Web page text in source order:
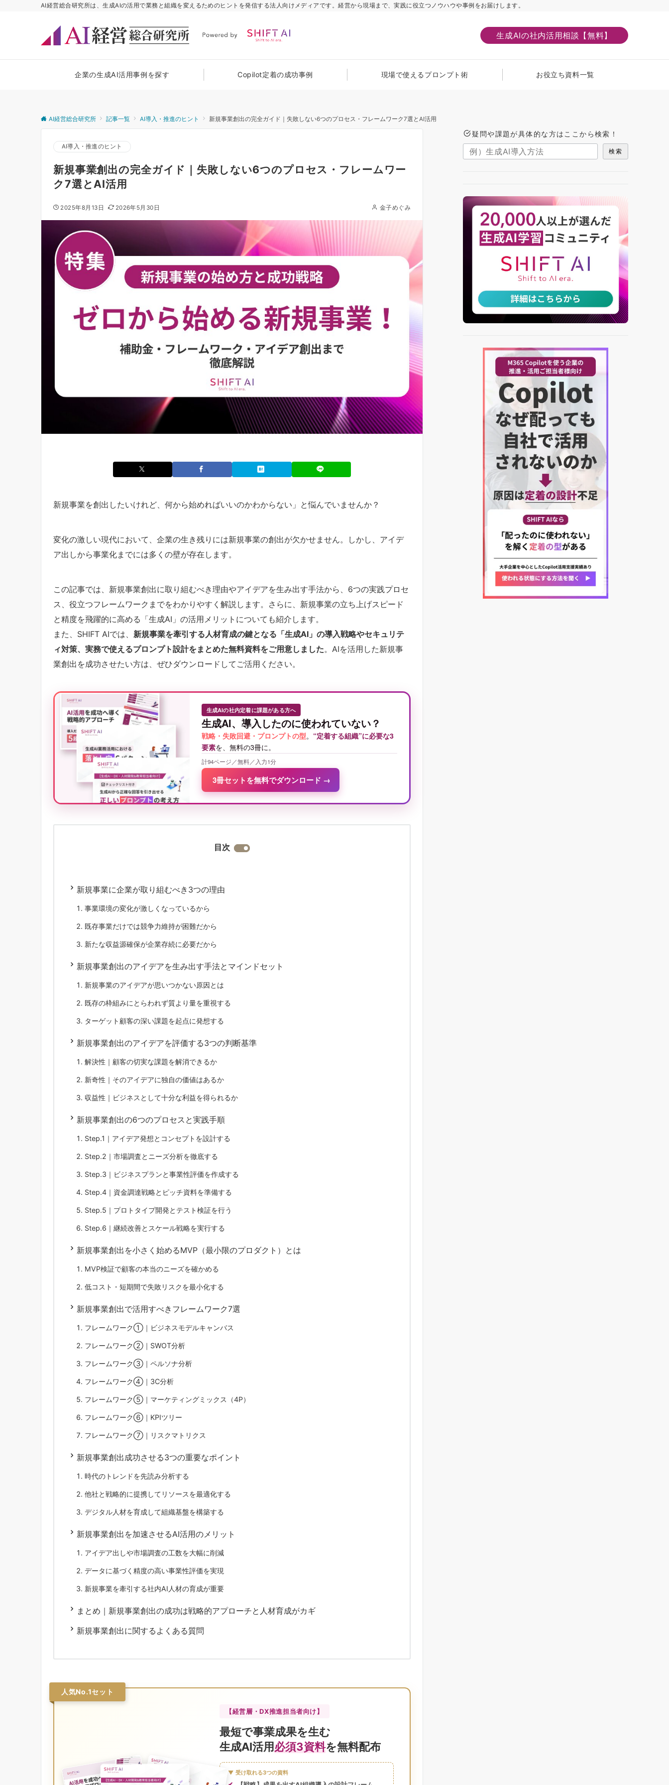
AI経営総合研究所は、生成AIの活用で業務と組織を変えるためのヒントを発信する法人向けメディアです。経営から現場まで、実践に役立つノウハウや事例をお届けします。
生成AIの社内活用相談【無料】
企業の生成AI活用事例を探す Copilot定着の成功事例 現場で使えるプロンプト術 お役立ち資料一覧
AI経営総合研究所 記事一覧 AI導入・推進のヒント 新規事業創出の完全ガイド｜失敗しない6つのプロセス・フレームワーク7選とAI活用
AI導入・推進のヒント
新規事業創出の完全ガイド｜失敗しない6つのプロセス・フレームワー
ク7選とAI活用
2025年8月13日 2026年5月30日 金子めぐみ
新規事業を創出したいけれど、何から始めればいいのかわからない」と悩んでいませんか？
変化の激しい現代において、企業の生き残りには新規事業の創出が欠かせません。しかし、アイデ
ア出しから事業化までには多くの壁が存在します。
この記事では、新規事業創出に取り組むべき理由やアイデアを生み出す手法から、6つの実践プロセ
ス、役立つフレームワークまでをわかりやすく解説します。さらに、新規事業の立ち上げスピード
と精度を飛躍的に高める「生成AI」の活用メリットについても紹介します。
また、SHIFT AIでは、 新規事業を牽引する人材育成の鍵となる「生成AI」の導入戦略やセキュリテ
ィ対策、実務で使えるプロンプト設計をまとめた無料資料をご用意しました。AIを活用した新規事
業創出を成功させたい方は、ぜひダウンロードしてご活用ください。
生成AIの社内定着に課題がある方へ
生成AI、導入したのに使われていない？
戦略・失敗回避・プロンプトの型。 “定着する組織”に必要な3
要素を、無料の3冊に。
計94ページ／無料／入力1分
3冊セットを無料でダウンロード →
目次
新規事業に企業が取り組むべき3つの理由
事業環境の変化が激しくなっているから
既存事業だけでは競争力維持が困難だから
新たな収益源確保が企業存続に必要だから
新規事業創出のアイデアを生み出す手法とマインドセット
新規事業のアイデアが思いつかない原因とは
既存の枠組みにとらわれず質より量を重視する
ターゲット顧客の深い課題を起点に発想する
新規事業創出のアイデアを評価する3つの判断基準
解決性｜顧客の切実な課題を解消できるか
新奇性｜そのアイデアに独自の価値はあるか
収益性｜ビジネスとして十分な利益を得られるか
新規事業創出の6つのプロセスと実践手順
Step.1｜アイデア発想とコンセプトを設計する
Step.2｜市場調査とニーズ分析を徹底する
Step.3｜ビジネスプランと事業性評価を作成する
Step.4｜資金調達戦略とピッチ資料を準備する
Step.5｜プロトタイプ開発とテスト検証を行う
Step.6｜継続改善とスケール戦略を実行する
新規事業創出を小さく始めるMVP（最小限のプロダクト）とは
MVP検証で顧客の本当のニーズを確かめる
低コスト・短期間で失敗リスクを最小化する
新規事業創出で活用すべきフレームワーク7選
フレームワーク①｜ビジネスモデルキャンバス
フレームワーク②｜SWOT分析
フレームワーク③｜ペルソナ分析
フレームワーク④｜3C分析
フレームワーク⑤｜マーケティングミックス（4P）
フレームワーク⑥｜KPIツリー
フレームワーク⑦｜リスクマトリクス
新規事業創出成功させる3つの重要なポイント
時代のトレンドを先読み分析する
他社と戦略的に提携してリソースを最適化する
デジタル人材を育成して組織基盤を構築する
新規事業創出を加速させるAI活用のメリット
アイデア出しや市場調査の工数を大幅に削減
データに基づく精度の高い事業性評価を実現
新規事業を牽引する社内AI人材の育成が重要
まとめ｜新規事業創出の成功は戦略的アプローチと人材育成がカギ
新規事業創出に関するよくある質問
人気No.1セット
【経営層・DX推進担当者向け】
最短で事業成果を生む
生成AI活用必須3資料を無料配布
▼ 受け取れる3つの資料
疑問や課題が具体的な方はここから検索！
検索